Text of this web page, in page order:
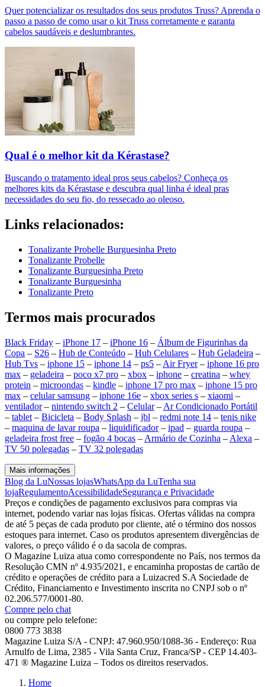
Quer potencializar os resultados dos seus produtos Truss? Aprenda o
passo a passo de como usar o kit Truss corretamente e garanta
cabelos saudáveis e deslumbrantes.
Qual é o melhor kit da Kérastase?
Buscando o tratamento ideal pros seus cabelos? Conheça os
melhores kits da Kérastase e descubra qual linha é ideal pras
necessidades do seu fio, do ressecado ao oleoso.
Links relacionados:
Tonalizante Probelle Burguesinha Preto
Tonalizante Probelle
Tonalizante Burguesinha Preto
Tonalizante Burguesinha
Tonalizante Preto
Termos mais procurados
Black Friday – iPhone 17 – iPhone 16 – Álbum de Figurinhas da
Copa – S26 – Hub de Conteúdo – Hub Celulares – Hub Geladeira –
Hub Tvs – iphone 15 – iphone 14 – ps5 – Air Fryer– iphone 16 pro
max – geladeira – poco x7 pro – xbox – iphone – creatina – whey
protein – microondas – kindle – iphone 17 pro max – iphone 15 pro
max – celular samsung – iphone 16e – xbox series s – xiaomi –
ventilador– nintendo switch 2 – Celular– Ar Condicionado Portátil
– tablet – Bicicleta – Body Splash – jbl – redmi note 14 – tenis nike
– maquina de lavar roupa – liquidificador– ipad – guarda roupa –
geladeira frost free – fogão 4 bocas – Armário de Cozinha – Alexa –
TV 50 polegadas – TV 32 polegadas
Mais informações
Blog da LuNossas lojasWhatsApp da LuTenha sua
lojaRegulamentoAcessibilidadeSegurança e Privacidade
Preços e condições de pagamento exclusivos para compras via
internet, podendo variar nas lojas físicas. Ofertas válidas na compra
de até 5 peças de cada produto por cliente, até o término dos nossos
estoques para internet. Caso os produtos apresentem divergências de
valores, o preço válido é o da sacola de compras.
O Magazine Luiza atua como correspondente no País, nos termos da
Resolução CMN nº 4.935/2021, e encaminha propostas de cartão de
crédito e operações de crédito para a Luizacred S.A Sociedade de
Crédito, Financiamento e Investimento inscrita no CNPJ sob o nº
02.206.577/0001-80.
Compre pelo chat
ou compre pelo telefone:
0800 773 3838
Magazine Luiza S/A - CNPJ: 47.960.950/1088-36 - Endereço: Rua
Arnulfo de Lima, 2385 - Vila Santa Cruz, Franca/SP - CEP 14.403-
471 ® Magazine Luiza – Todos os direitos reservados.
Home